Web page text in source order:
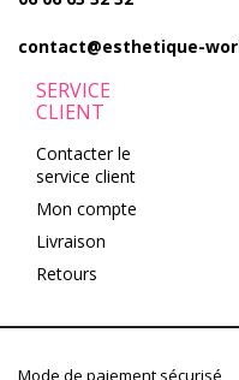
contact@esthetique-
SERVICE
CLIENT
Contacter le
service client
Mon compte
Livraison
Retours